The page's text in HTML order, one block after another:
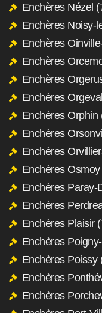
Enchères Nézel
Enchères Noisy-
Enchères
Enchères
Enchères
Enchères
Enchères Orphin
Enchères
Enchères
Enchères
Enchères Paray-
Enchères
Enchères Plaisir
Enchères
Enchères Poissy
Enchères
Enchères